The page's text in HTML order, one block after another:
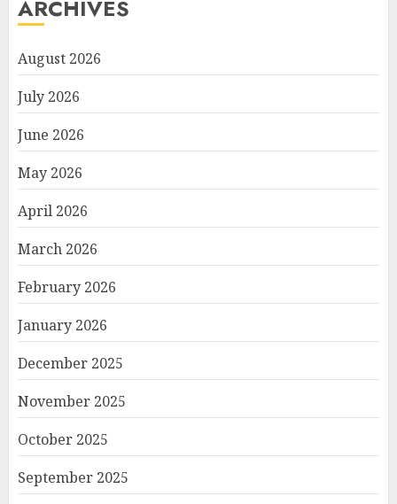
ARCHIVES
August 2026
July 2026
June 2026
May 2026
April 2026
March 2026
February 2026
January 2026
December 2025
November 2025
October 2025
September 2025